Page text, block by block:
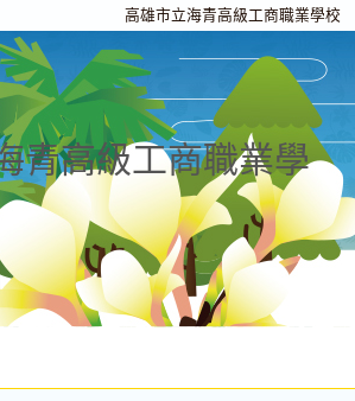
高雄市立海青高級工商職業學校
青高級工商職業學